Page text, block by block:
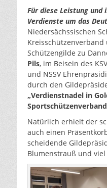
Für diese Leistung und
Verdienste um das
Niedersächssischen
Schützengilde zu
Pils, im Beisein des
und NSSV
durch den
„Verdienstnadel in
Natürlich erhielt der
auch einen
scheidende
Blumenstrauß und viel